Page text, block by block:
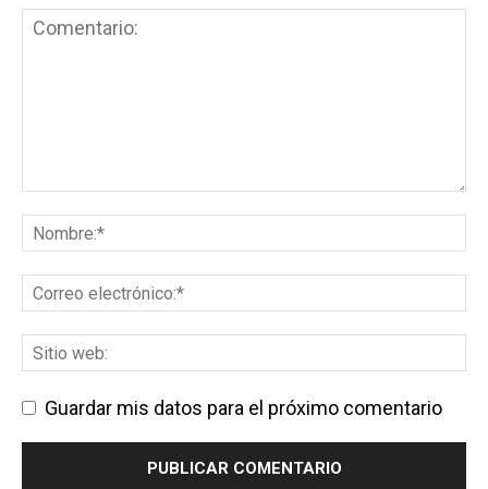
Guardar mis datos para el próximo comentario